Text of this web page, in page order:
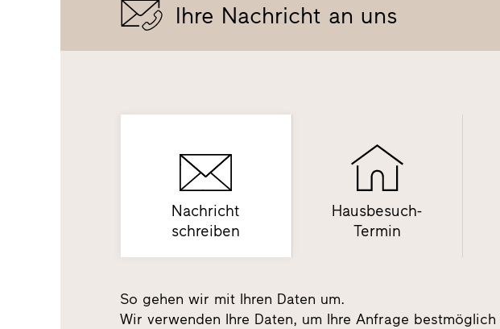
Ihre Nachricht an uns
Nachricht
schreiben
Hausbesuch-
Termin
So gehen wir mit Ihren Daten um.
Wir verwenden Ihre Daten, um Ihre Anfrage